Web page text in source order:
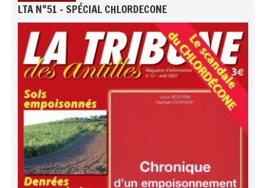
LTA N°51 - SPÉCIAL CHLORDECONE